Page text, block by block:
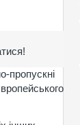
пропускні